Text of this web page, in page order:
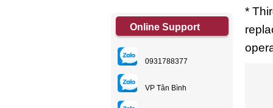
Online Support
0931788377
VP Tân Bình
*